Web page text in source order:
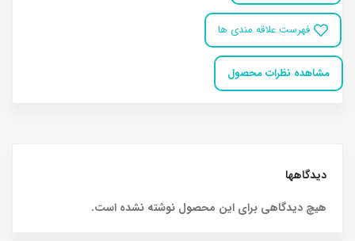
فهرست علاقه مندی ها
مشاهده نظرات محصول
دیدگاهها
هیچ دیدگاهی برای این محصول نوشته نشده است.